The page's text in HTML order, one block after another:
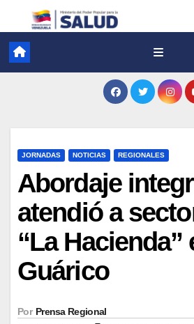
JORNADAS NOTICIAS REGIONALES
Abordaje
atendió a
“La Hacienda”
Guárico
Por Prensa Regional